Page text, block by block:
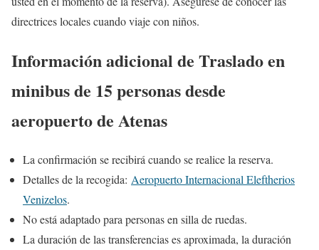
directrices locales cuando viaje con niños.
Información adicional de Traslado en
minibus de 15 personas desde
aeropuerto de Atenas
La confirmación se recibirá cuando se realice la reserva.
Detalles de la recogida: Aeropuerto Internacional Eleftherios
Venizelos.
No está adaptado para personas en silla de ruedas.
La duración de las transferencias es aproximada, la duración